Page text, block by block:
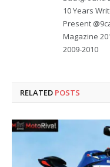
10 Years
Present
Magazine
2009-2010
RELATED POSTS